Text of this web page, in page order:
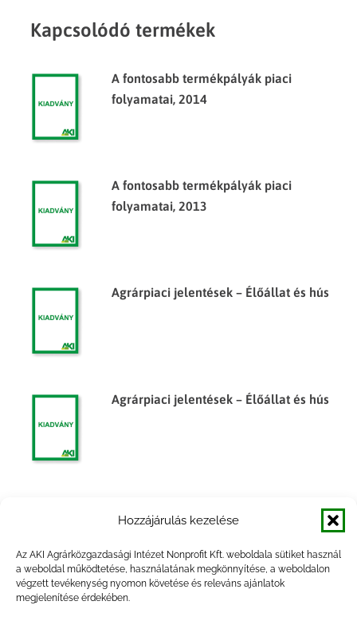
Hozzájárulás kezelése
Az AKI Agrárközgazdasági Intézet Nonprofit Kft. weboldala sütiket használ
a weboldal működtetése, használatának megkönnyítése, a weboldalon
végzett tevékenység nyomon követése és releváns ajánlatok
megjelenítése érdekében.
Kapcsolódó termékek
A fontosabb termékpályák piaci
folyamatai, 2014
A fontosabb termékpályák piaci
folyamatai, 2013
Agrárpiaci jelentések – Élőállat és hús
Agrárpiaci jelentések – Élőállat és hús
árumérlege, 2010. I. félév